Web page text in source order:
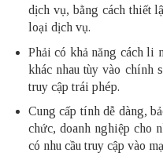
dịch vụ, bằng cách thiết
loại dịch vụ.
Phải có khả năng cách li
khác nhau tùy vào chính
truy cập trái phép.
Cung cấp tính dễ dàng,
chức, doanh nghiệp cho
có nhu cầu truy cập vào